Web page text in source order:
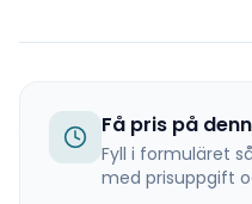
Få pris på
Fyll i formuläret
med prisuppgift